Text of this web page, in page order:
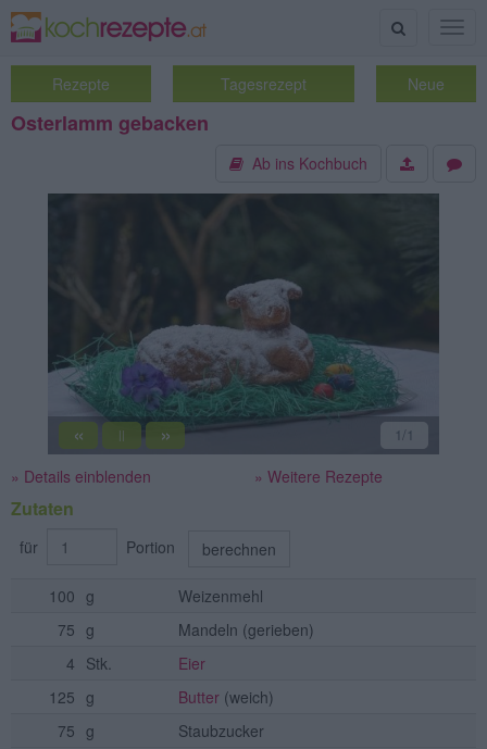
Suche
Rezepte Tagesrezept Neue
Osterlamm gebacken
Ab ins Kochbuch
« || » 1/1
» Details einblenden » Weitere Rezepte
Zutaten
für Portion berechnen
100 g
Weizenmehl
75 g Mandeln (gerieben)
4 Stk.
Eier
125 g Butter (weich)
75 g
Staubzucker